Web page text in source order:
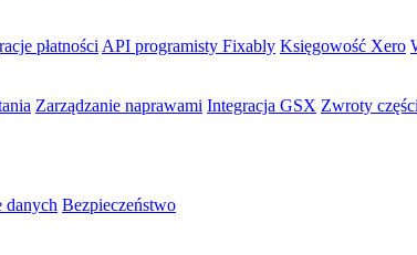
płatności API programisty Fixably Księgowość Xero
Zarządzanie naprawami Integracja GSX Zwroty części
danych Bezpieczeństwo